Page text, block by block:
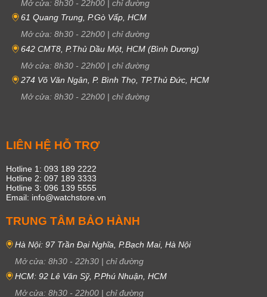
Mở cửa: 8h30 - 22h00 | chỉ đường
61 Quang Trung, P.Gò Vấp, HCM
Mở cửa: 8h30 - 22h00 | chỉ đường
642 CMT8, P.Thủ Dầu Một, HCM (Bình Dương)
Mở cửa: 8h30 - 22h00 | chỉ đường
274 Võ Văn Ngân, P. Bình Thọ, TP.Thủ Đức, HCM
Mở cửa: 8h30 - 22h00 | chỉ đường
LIÊN HỆ HỖ TRỢ
Hotline 1: 093 189 2222
Hotline 2: 097 189 3333
Hotline 3: 096 139 5555
Email: info@watchstore.vn
TRUNG TÂM BẢO HÀNH
Hà Nội: 97 Trần Đại Nghĩa, P.Bạch Mai, Hà Nội
Mở cửa: 8h30 - 22h30 | chỉ đường
HCM: 92 Lê Văn Sỹ, P.Phú Nhuận, HCM
Mở cửa: 8h30 - 22h00 | chỉ đường